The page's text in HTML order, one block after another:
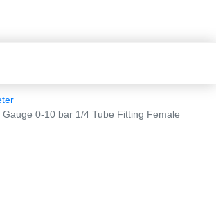
Gauge 0-10 bar 1/4 Tube Fitting Female